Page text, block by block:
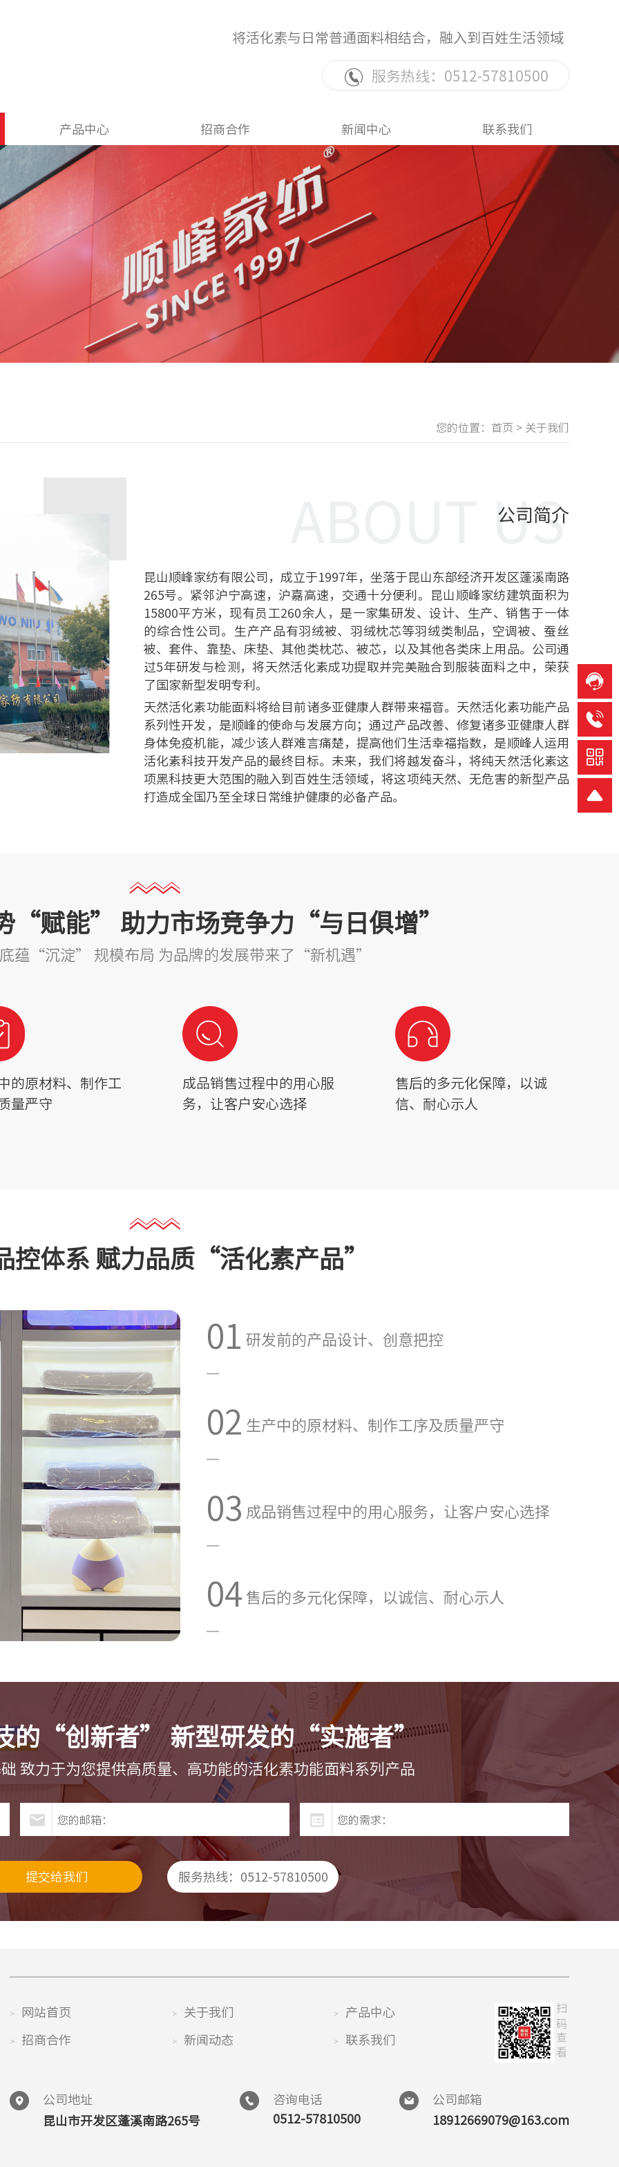
将活化素与日常普通面料相结合，融入到百姓生活领域
服务热线：0512-57810500
产品中心 招商合作 新闻中心 联系我们
您的位置： 首页 > 关于我们
昆山顺峰家纺有限公司，成立于1997年，坐落于昆山东部经济开发区蓬溪南路
265号。紧邻沪宁高速，沪嘉高速，交通十分便利。昆山顺峰家纺建筑面积为
15800平方米，现有员工260余人，是一家集研发、设计、生产、销售于一体
的综合性公司。生产产品有羽绒被、羽绒枕芯等羽绒类制品，空调被、蚕丝
被、套件、靠垫、床垫、其他类枕芯、被芯，以及其他各类床上用品。公司通
过5年研发与检测，将天然活化素成功提取并完美融合到服装面料之中，荣获
了国家新型发明专利。
天然活化素功能面料将给目前诸多亚健康人群带来福音。天然活化素功能产品
系列性开发，是顺峰的使命与发展方向；通过产品改善、修复诸多亚健康人群
身体免疫机能，减少该人群难言痛楚，提高他们生活幸福指数，是顺峰人运用
活化素科技开发产品的最终目标。未来，我们将越发奋斗，将纯天然活化素这
项黑科技更大范围的融入到百姓生活领域，将这项纯天然、无危害的新型产品
打造成全国乃至全球日常维护健康的必备产品。
“赋能” 助力市场竞争力“与日俱增”
蕴“沉淀” 规模布局 为品牌的发展带来了“新机遇”
的原材料、制作工
量严守
成品销售过程中的用心服
务，让客户安心选择
售后的多元化保障，以诚
信、耐心示人
控体系 赋力品质“活化素产品”
01 研发前的产品设计、创意把控
02 生产中的原材料、制作工序及质量严守
03 成品销售过程中的用心服务，让客户安心选择
04 售后的多元化保障，以诚信、耐心示人
的“创新者” 新型研发的“实施者”
致力于为您提供高质量、高功能的活化素功能面料系列产品
服务热线：0512-57810500
> 网站首页 > 关于我们 > 产品中心
> 招商合作 > 新闻动态 > 联系我们 扫码查看
公司地址
昆山市开发区蓬溪南路265号
咨询电话
0512-57810500
公司邮箱
18912669079@163.com